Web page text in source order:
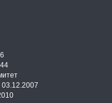
03.12.2007